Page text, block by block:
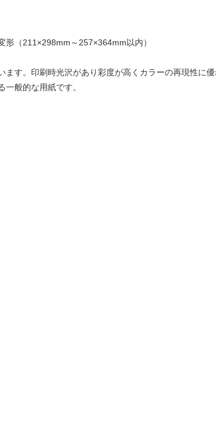
形（211×298mm～257×364mm以内）
ます。印刷時光沢があり彩度が高くカラーの再現性に
一般的な用紙です。